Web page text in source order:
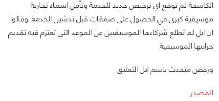
الكاسحة لم توقع اي ترخيص جديد للخدمة وتأمل اسماء تجارية
موسيقية كبرى في الحصول على صفقات قبل تدشين الخدمة. وقالوا
ان ابل لم تطلع شركاءها الموسيقيين عن الموعد التي تعتزم فيه تقديم
خزانتها الموسيقية.
ورفض متحدث باسم ابل التعليق
المصدر